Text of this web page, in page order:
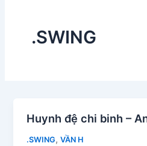
.SWING
Huynh đệ chi binh –
.SWING,VẦN H